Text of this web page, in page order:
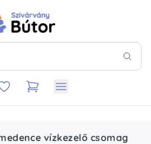
vízkezelő csomag